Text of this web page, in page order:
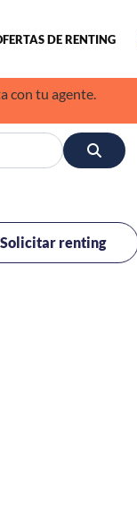
DE RENTING
con tu agente.
Solicitar renting